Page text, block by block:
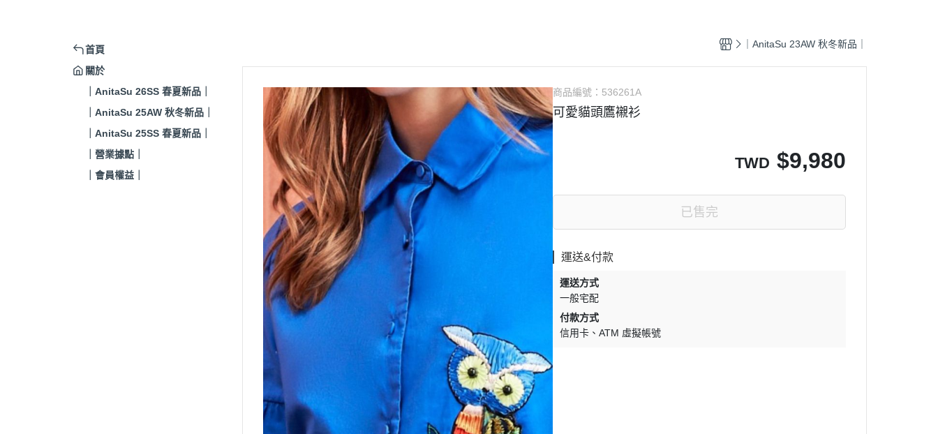
首頁
關於
｜AnitaSu 26SS 春夏新品｜
｜AnitaSu 25AW 秋冬新品｜
｜AnitaSu 25SS 春夏新品｜
｜營業據點｜
｜會員權益｜
｜AnitaSu 23AW 秋冬新品｜
商品編號： 536261A
可愛貓頭鷹襯衫
TWD $9,980
已售完
運送&付款
運送方式
一般宅配
付款方式
信用卡
ATM 虛擬帳號